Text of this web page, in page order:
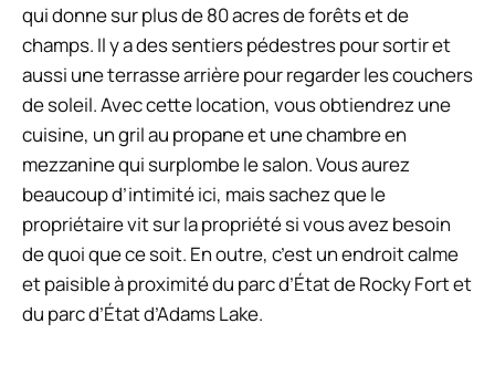
qui donne sur plus de 80 acres de forêts et de
champs. Il y a des sentiers pédestres pour sortir et
aussi une terrasse arrière pour regarder les couchers
de soleil. Avec cette location, vous obtiendrez une
cuisine, un gril au propane et une chambre en
mezzanine qui surplombe le salon. Vous aurez
beaucoup d’intimité ici, mais sachez que le
propriétaire vit sur la propriété si vous avez besoin
de quoi que ce soit. En outre, c’est un endroit calme
et paisible à proximité du parc d’État de Rocky Fort et
du parc d’État d’Adams Lake.